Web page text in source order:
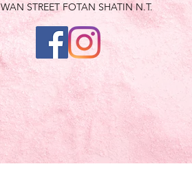
WAN STREET FOTAN SHATIN N.T.